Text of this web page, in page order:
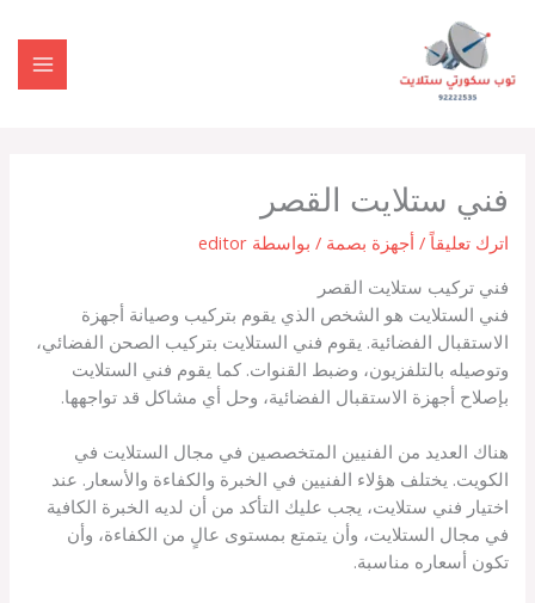
المحتوى
فني ستلايت القصر
اترك تعليقاً /أجهزة بصمة / بواسطة editor
فني تركيب ستلايت القصر
فني الستلايت هو الشخص الذي يقوم بتركيب وصيانة أجهزة
الاستقبال الفضائية. يقوم فني الستلايت بتركيب الصحن الفضائي،
وتوصيله بالتلفزيون، وضبط القنوات. كما يقوم فني الستلايت
بإصلاح أجهزة الاستقبال الفضائية، وحل أي مشاكل قد تواجهها.
هناك العديد من الفنيين المتخصصين في مجال الستلايت في
الكويت. يختلف هؤلاء الفنيين في الخبرة والكفاءة والأسعار. عند
اختيار فني ستلايت، يجب عليك التأكد من أن لديه الخبرة الكافية
في مجال الستلايت، وأن يتمتع بمستوى عالٍ من الكفاءة، وأن
تكون أسعاره مناسبة.